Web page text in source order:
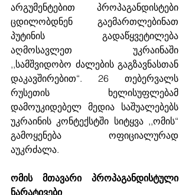
არგუმენტებით პროპაგანდისტები
ცდილობდნენ გაემართლებინათ
პუტინის გადაწყვეტილება
აღმოსავლეთ უკრაინაში
,,სამშვიდობო ძალების გაგზავნასთან
დაკავშირებით“. 26 თებერვალს
რუსეთის ხელისუფლებამ
დამოუკიდებელ მედია საშუალებებს
უკრაინის კონტექსტში სიტყვა ,,ომის“
გამოყენება ოფიციალურად
აუკრძალა.
ომის მთავარი პროპაგანდისტული
ნარატივები